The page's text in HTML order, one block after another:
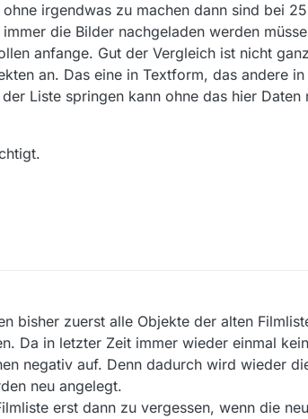
irgendwas zu machen dann sind bei
die Bilder nachgeladen werden
anfange. Gut der Vergleich ist nicht
an. Das eine in Textform, das andere
Liste springen kann ohne das hier Daten
bisher zuerst alle Objekte der alten
Da in letzter Zeit immer wieder einmal
negativ auf. Denn dadurch wird wieder
neu angelegt.
erst dann zu vergessen, wenn die